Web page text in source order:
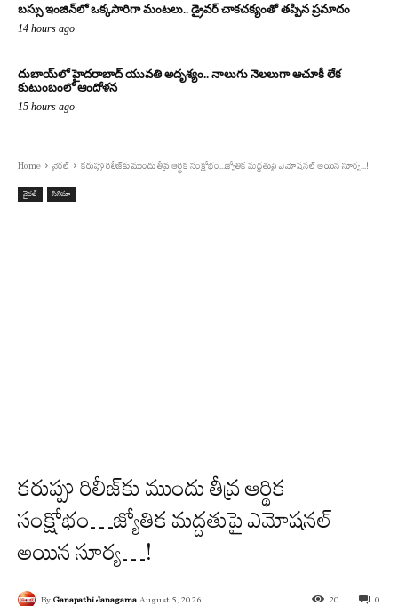
బస్సు ఇంజిన్‌లో ఒక్కసారిగా మంటలు.. డ్రైవర్ చాకచక్యంతో తప్పిన ప్రమాదం
14 hours ago
దుబాయ్‌లో హైదరాబాద్ యువతి అదృశ్యం.. నాలుగు నెలలుగా ఆచూకీ లేక
కుటుంబంలో ఆందోళన
15 hours ago